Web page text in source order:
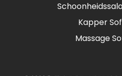
Kapper
Massage